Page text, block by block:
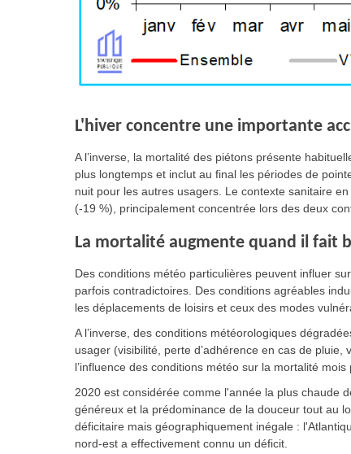
L'hiver concentre une importante
A l’inverse, la mortalité des piétons présente
plus longtemps et inclut au final les périodes de
nuit pour les autres usagers. Le contexte sanitaire
(-19 %), principalement concentrée lors des deux
La mortalité augmente quand il fait
Des conditions météo particulières peuvent influer
parfois contradictoires. Des conditions agréables
les déplacements de loisirs et ceux des modes
A l’inverse, des conditions météorologiques
usager (visibilité, perte d’adhérence en cas de
l’influence des conditions météo sur la mortalité
2020 est considérée comme l'année la plus chaude
généreux et la prédominance de la douceur tout au
déficitaire mais géographiquement inégale :
nord-est a effectivement connu un déficit.